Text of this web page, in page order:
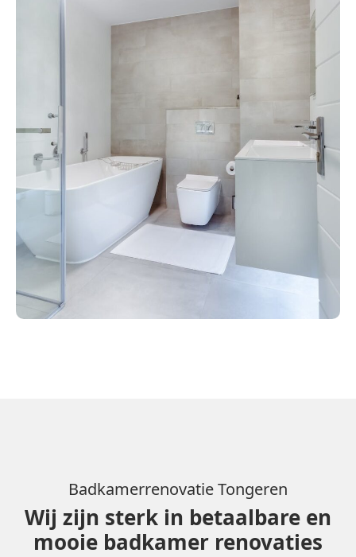
Badkamerrenovatie Tongeren
Wij zijn sterk in betaalbare en
mooie badkamer renovaties